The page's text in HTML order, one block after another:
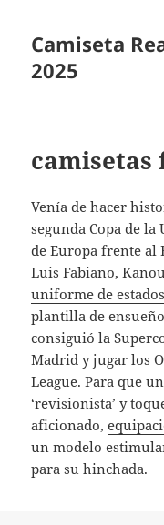
Camiseta
2025
Venía de hacer
segunda Copa de la
de Europa frente al
Luis Fabiano,
uniforme de
plantilla de
consiguió la
Madrid y jugar los
League. Para que
‘revisionista’ y
aficionado,
un modelo
para su hinchada.